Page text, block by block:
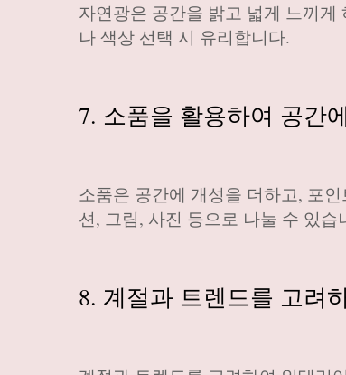
자연광은 공간을 밝고 넓게 느끼
나 색상 선택 시 유리합니다.
7. 소품을 활용하여 공간
소품은 공간에 개성을 더하고, 포
션, 그림, 사진 등으로 나눌 수 있습
8. 계절과 트렌드를 고려